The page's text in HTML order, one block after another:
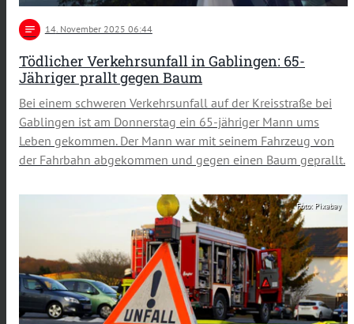
notes 14. November 2025 06:44
Tödlicher Verkehrsunfall in Gablingen: 65-
Jähriger prallt gegen Baum
Bei einem schweren Verkehrsunfall auf der Kreisstraße bei
Gablingen ist am Donnerstag ein 65-jähriger Mann ums
Leben gekommen. Der Mann war mit seinem Fahrzeug von
der Fahrbahn abgekommen und gegen einen Baum geprallt.
Foto: Pixabay